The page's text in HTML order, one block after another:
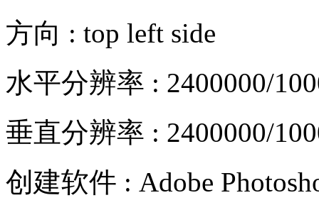
方向 : top left side
水平分辨率 : 2400000/
垂直分辨率 : 2400000/
创建软件 : Adobe